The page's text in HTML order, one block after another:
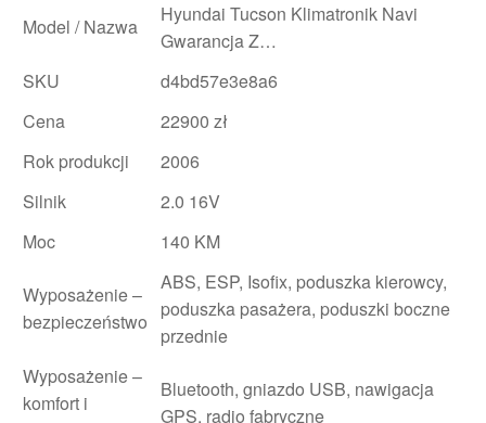
Model / Nazwa
Hyundai Tucson Klimatronik Navi
Gwarancja Z…
SKU
d4bd57e3e8a6
Cena
22900 zł
Rok produkcji
2006
Silnik
2.0 16V
Moc
140 KM
Wyposażenie –
bezpieczeństwo
ABS, ESP, Isofix, poduszka kierowcy,
poduszka pasażera, poduszki boczne
przednie
Wyposażenie –
komfort i
Bluetooth, gniazdo USB, nawigacja
GPS, radio fabryczne